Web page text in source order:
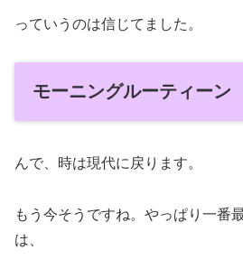
っていうのは信じてました。
モーニングルーティーン
んで、時は現代に戻ります。
もう今そうですね。やっぱり一番
は、